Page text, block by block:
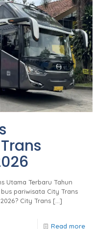
Utama Terbaru Tahun
pariwisata City Trans
City Trans […]
Read more